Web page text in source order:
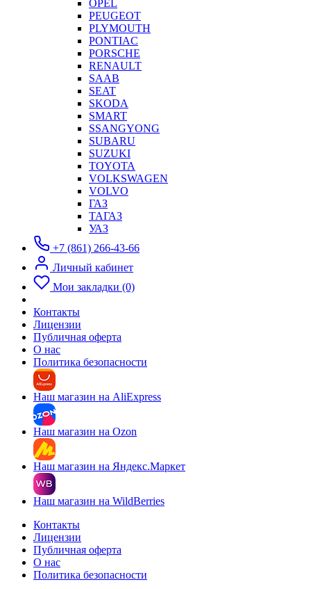
OPEL
PEUGEOT
PLYMOUTH
PONTIAC
PORSCHE
RENAULT
SAAB
SEAT
SKODA
SMART
SSANGYONG
SUBARU
SUZUKI
TOYOTA
VOLKSWAGEN
VOLVO
ГАЗ
ТАГАЗ
УАЗ
+7 (861) 266-43-66
Личный кабинет
Мои закладки (0)
Контакты
Лицензии
Публичная оферта
О нас
Политика безопасности
Наш магазин на AliExpress
Наш магазин на Ozon
Наш магазин на Яндекс.Маркет
Наш магазин на WildBerries
Контакты
Лицензии
Публичная оферта
О нас
Политика безопасности